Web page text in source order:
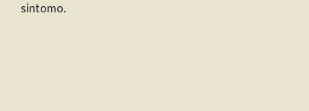
sintomo.